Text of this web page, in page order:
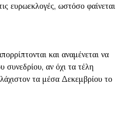
ευρωεκλογές, ωστόσο φαίνεται
και αναμένεται να
συνεδρίου, αν όχι τα τέλη
τα μέσα Δεκεμβρίου το